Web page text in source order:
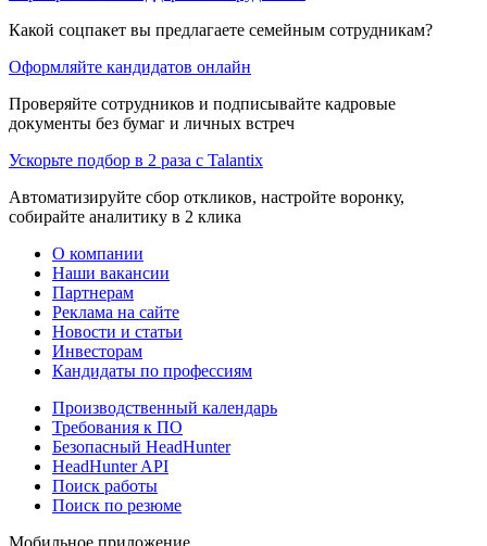
Какой соцпакет вы предлагаете семейным сотрудникам?
Оформляйте кандидатов онлайн
Проверяйте сотрудников и подписывайте кадровые
документы без бумаг и личных встреч
Ускорьте подбор в 2 раза с Talantix
Автоматизируйте сбор откликов, настройте воронку,
собирайте аналитику в 2 клика
О компании
Наши вакансии
Партнерам
Реклама на сайте
Новости и статьи
Инвесторам
Кандидаты по профессиям
Производственный календарь
Требования к ПО
Безопасный HeadHunter
HeadHunter API
Поиск работы
Поиск по резюме
Мобильное приложение